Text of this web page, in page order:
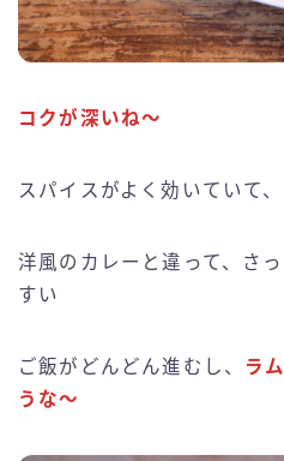
コクが深いね〜
スパイスがよく効いていて
洋風のカレーと違って、さ
すい
ご飯がどんどん進むし、
ラ
うな〜